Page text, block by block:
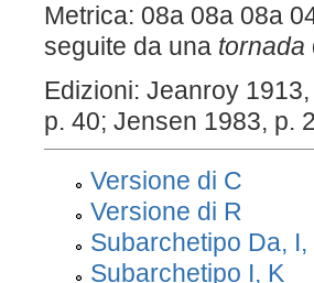
Metrica: 08a 08a 08a
seguite da una tornada
Edizioni: Jeanroy
p. 40; Jensen 1983, p.
Versione di C
Versione di R
Subarchetipo Da, I,
Subarchetipo I, K